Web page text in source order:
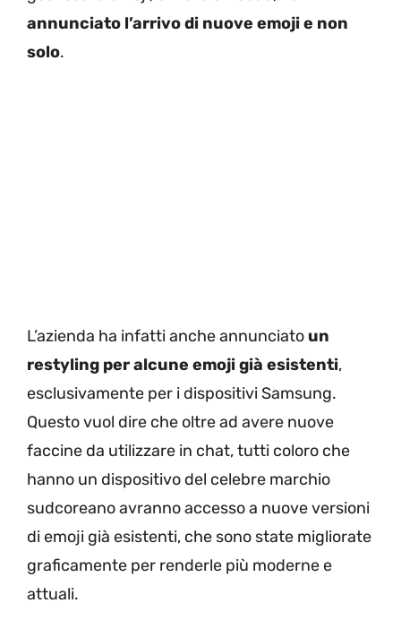
annunciato l’arrivo di nuove emoji e non
solo.
L’azienda ha infatti anche annunciato un
restyling per alcune emoji già esistenti,
esclusivamente per i dispositivi Samsung.
Questo vuol dire che oltre ad avere nuove
faccine da utilizzare in chat, tutti coloro che
hanno un dispositivo del celebre marchio
sudcoreano avranno accesso a nuove versioni
di emoji già esistenti, che sono state migliorate
graficamente per renderle più moderne e
attuali.